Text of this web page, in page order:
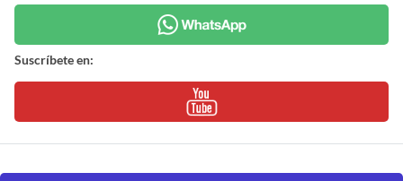
Suscríbete en: